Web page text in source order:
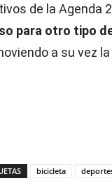
de la Agenda
para otro tipo
a su vez
bicicleta